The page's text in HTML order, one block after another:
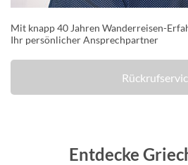
Mit knapp 40 Jahren Wanderreisen-
Ihr persönlicher Ansprechpartner
Entdecke